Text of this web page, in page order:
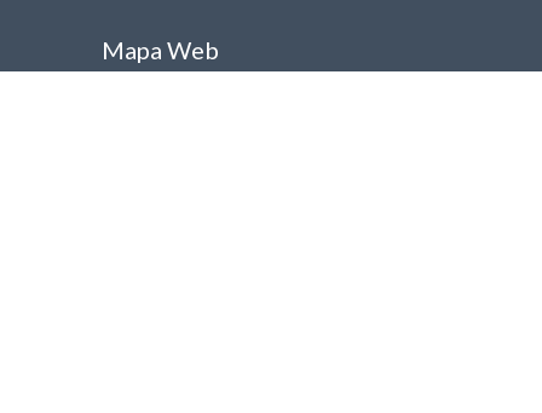
Mapa Web